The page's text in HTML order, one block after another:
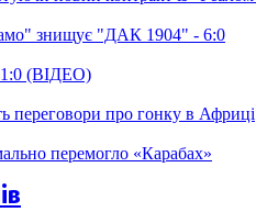
знищує "ДАК 1904" - 6:0
(ВІДЕО)
переговори про гонку в Африці
перемогло «Карабах»